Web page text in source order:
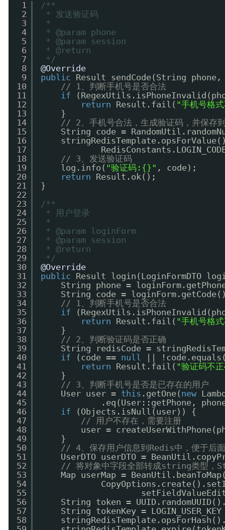
1
2
3
4
5
6
7
8
9
10
11
12
13
14
15
16
17
18
19
20
21
22
23
24
25
26
27
28
29
30
31
32
33
34
35
36
37
38
39
40
41
42
43
44
45
46
47
48
49
50
51
52
53
54
55
56
57
58
/**
* 发送验证码
*
* @param phone
* @param session
* @return
*/
@Override
public
Result sendCode(String
// 1、判断手机号是否合法
if
return
Result.fail( "手机号格
}
// 2、手机号合法，生成验证码，并保存
String code =
// 3、发送验证码
log.info( "验证码:{}" , code);
return
Result.ok();
}
/**
* 用户登录
*
* @param loginForm
* @param session
* @return
*/
@Override
public
Result login(LoginFormDTO
String phone =
String code =
// 1、判断手机号是否合法
if
return
Result.fail( "手机号格
}
// 2、判断验证码是否正确
String redisCode =
if
(code == null
||
return
Result.fail( "验证码不
}
// 3、判断手机号是否是已存在的用户
User user = this .getOne( new
.eq(User::getPhone,
if
(Objects.isNull(user)) {
// 用户不存在，需要注册
user =
}
// 4、保存用户信息到Redis中，便于后面
UserDTO userDTO =
// 将对象中字段全部转成string类型，
Map userMap =
String token =
String tokenKey =